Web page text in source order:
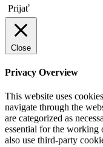
Prijať
Close
Privacy Overview
This website uses
navigate through the
are categorized as
essential for the working
also use third-party